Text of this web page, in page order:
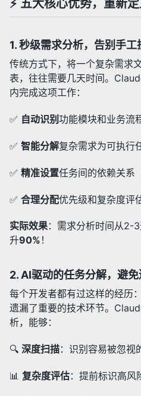
⚡ 五大核心优势，重新
1.秒级需求分析，告别手工
传统方式下，将一个复杂需求
表，往往需要几天时间。
内完成这项工作：
✅ 自动识别 功能模块和业务流
✅ 智能分解复杂需求为可执行
✅ 精准设置任务间的依赖关系
✅ 合理分配优先级和复杂度评
实际效果：需求分析时间从2-
升90% ！
2.AI驱动的任务分解，避
每个开发者都有过这样的经历
遗漏了重要的技术环节。
析，能够：
🔍 深度扫描：识别容易被忽视
📊 复杂度评估：提前标识高风